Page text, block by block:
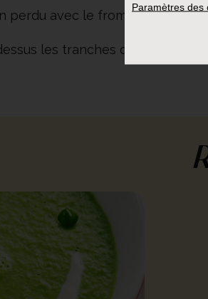
perdu avec le fromage fondu
les tranches de pomme.
Paramètres des